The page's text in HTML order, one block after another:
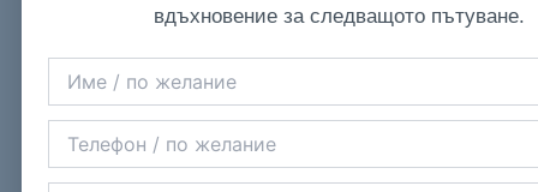
вдъхновение за следващото пътуване.